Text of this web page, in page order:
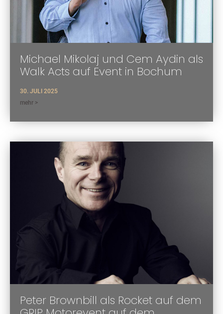
Michael Mikolaj und Cem Aydin als
Walk Acts auf Event in Bochum
30. JULI 2025
mehr >
Peter Brownbill als Rocket auf dem